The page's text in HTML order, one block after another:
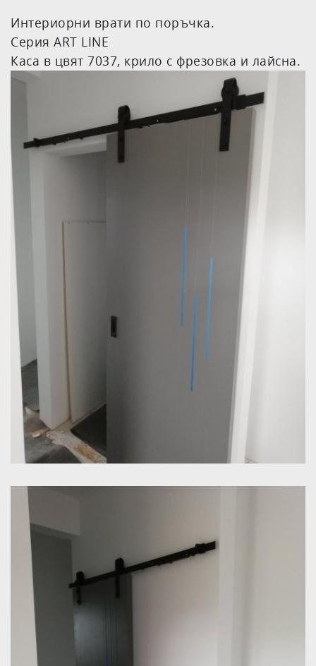
Интериорни врати по поръчка.
Серия ART LINE
Каса в цвят 7037, крило с фрезовка и лайсна.